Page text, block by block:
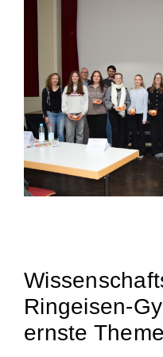
Stellen
Ringeisen-
ernste